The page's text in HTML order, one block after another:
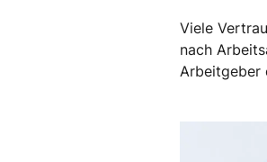
Viele
nach
Arbeitgeber